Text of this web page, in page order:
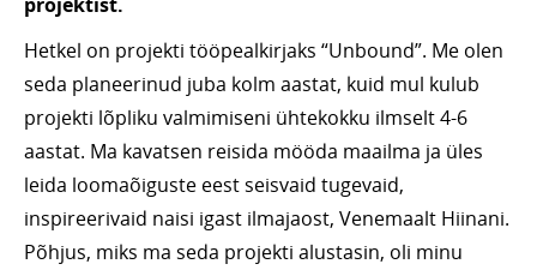
Hetkel on projekti tööpealkirjaks “Unbound”. Me olen
seda planeerinud juba kolm aastat, kuid mul kulub
projekti lõpliku valmimiseni ühtekokku ilmselt 4-6
aastat. Ma kavatsen reisida mööda maailma ja üles
leida loomaõiguste eest seisvaid tugevaid,
inspireerivaid naisi igast ilmajaost, Venemaalt Hiinani.
Põhjus, miks ma seda projekti alustasin, oli minu